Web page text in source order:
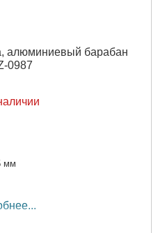
алюминиевый барабан
0987
мм